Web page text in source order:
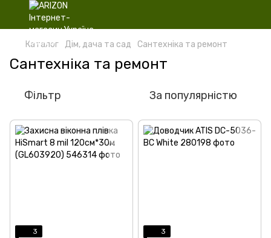
Каталог Дім, дача та сад Сантехніка та ремонт
Сантехніка та ремонт
Фільтр За популярністю
3 3